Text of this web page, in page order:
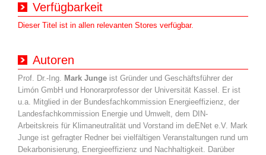
Verfügbarkeit
Dieser Titel ist in allen relevanten Stores verfügbar.
Autoren
Prof. Dr.-Ing. Mark Junge ist Gründer und Geschäftsführer der
Limón GmbH und Honorarprofessor der Universität Kassel. Er ist
u.a. Mitglied in der Bundesfachkommission Energieeffizienz, der
Landesfachkommission Energie und Umwelt, dem DIN-
Arbeitskreis für Klimaneutralität und Vorstand im deENet e.V. Mark
Junge ist gefragter Redner bei vielfältigen Veranstaltungen rund um
Dekarbonisierung, Energieeffizienz und Nachhaltigkeit. Darüber